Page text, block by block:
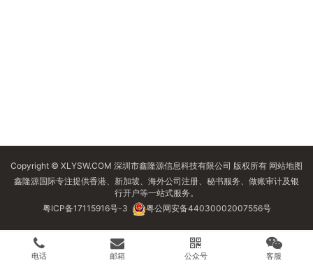
Copyright © XLYSW.COM 深圳市鑫隆源信息科技有限公司 版权所有 网站地图
鑫隆源国际专注提供香港、新加坡、海外公司注册、秘书服务、做账审计及银
行开户等一站式服务。
粤ICP备17115916号-3
粤公网安备44030002007556号
电话 邮箱 公众号 客服